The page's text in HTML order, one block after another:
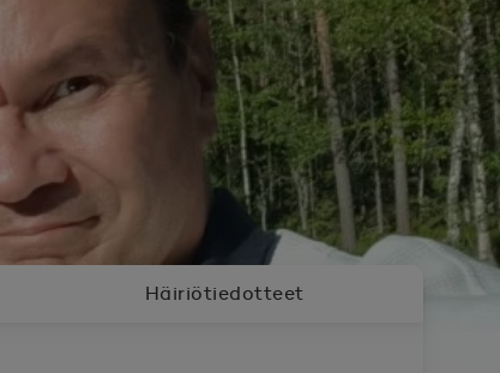
Häiriötiedotteet